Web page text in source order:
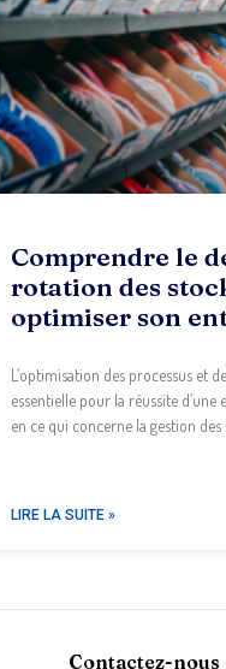
Comprendre le
rotation des
optimiser son
L’optimisation des processus et
essentielle pour la réussite
en ce qui concerne la gestion
LIRE LA SUITE »
Contactez-nous